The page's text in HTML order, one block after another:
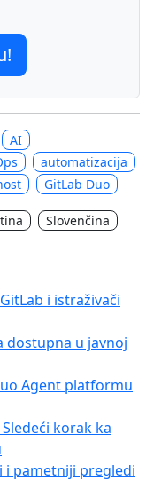
AI
automatizacija
GitLab Duo
Slovenčina
i istraživači
dostupna u javnoj
Agent platformu
korak ka
i pametniji pregledi